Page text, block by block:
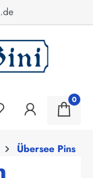
0
Übersee Pins